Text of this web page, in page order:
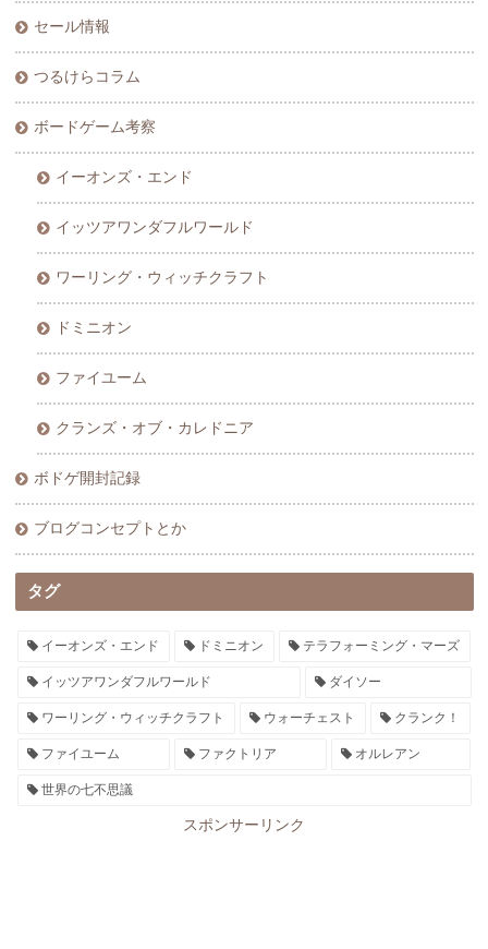
セール情報
つるけらコラム
ボードゲーム考察
イーオンズ・エンド
イッツアワンダフルワールド
ワーリング・ウィッチクラフト
ドミニオン
ファイユーム
クランズ・オブ・カレドニア
ボドゲ開封記録
ブログコンセプトとか
タグ
イーオンズ・エンド ドミニオン テラフォーミング・マーズ
イッツアワンダフルワールド ダイソー
ワーリング・ウィッチクラフト ウォーチェスト クランク！
ファイユーム ファクトリア オルレアン
世界の七不思議
スポンサーリンク